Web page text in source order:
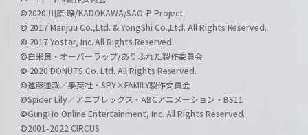
©2020 川原 礫/KADOKAWA/SAO-P Project
© 2017 Manjuu Co.,Ltd. & YongShi Co.,Ltd. All Rights Reserved.
© 2017 Yostar, Inc. All Rights Reserved.
©白米良・オーバーラップ/ありふれた製作委員会
© 2020 DONUTS Co. Ltd. All Rights Reserved.
©遠藤達哉／集英社・SPY×FAMILY製作委員会
©Spider Lily／アニプレックス・ABCアニメーション・BS11
©GungHo Online Entertainment, Inc. All Rights Reserved.
©2001-2022 CIRCUS